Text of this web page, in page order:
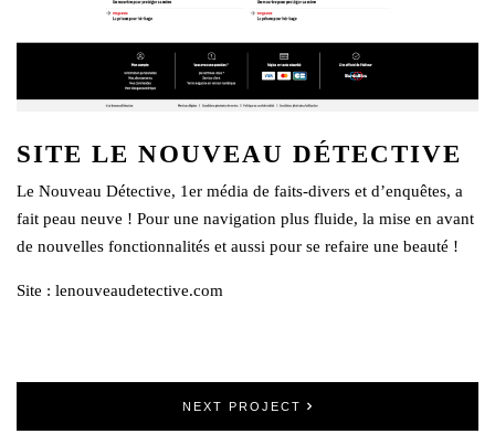
SITE LE NOUVEAU DÉTECTIVE
Le Nouveau Détective, 1er média de faits-divers et d’enquêtes, a
fait peau neuve ! Pour une navigation plus fluide, la mise en avant
de nouvelles fonctionnalités et aussi pour se refaire une beauté !
Site : lenouveaudetective.com
NEXT PROJECT